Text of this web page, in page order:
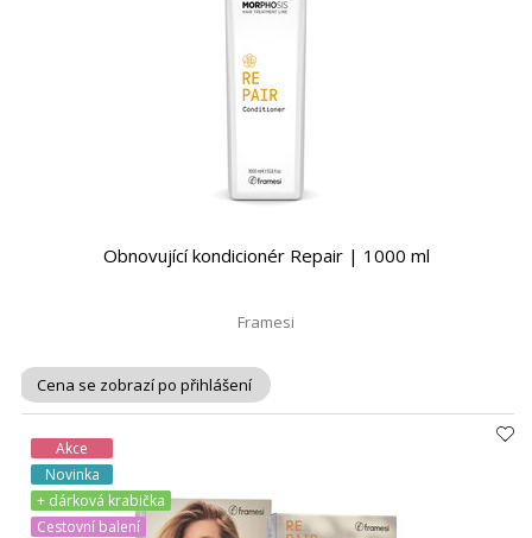
Obnovující kondicionér Repair | 1000 ml
Framesi
Cena se zobrazí po přihlášení
Akce
Novinka
+ dárková krabička
Cestovní balení